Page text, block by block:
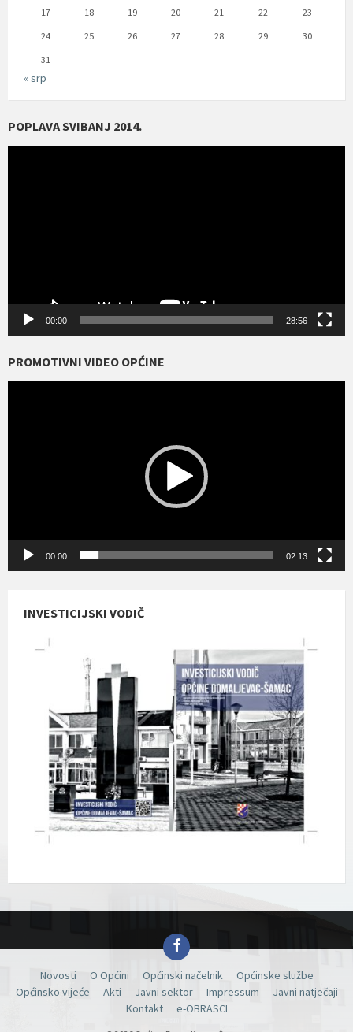
17
18 19 20 21 22
23
24
25 26 27 28 29
30
31
« srp
POPLAVA SVIBANJ 2014.
00:00 28:56
PROMOTIVNI VIDEO OPĆINE
00:00 02:13
INVESTICIJSKI VODIČ
Facebook
Novosti O Općini Općinski načelnik
Općinske službe
Općinsko vijeće
Akti Javni sektor Impressum
Javni natječaji
Kontakt
e-OBRASCI